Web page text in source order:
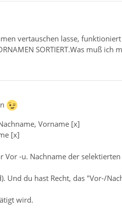
vertauschen lasse,
SORTIERT.Was muß
Vorname [x]
[x]
-u. Nachname der
Und du hast Recht, das "Vor-/
wird.